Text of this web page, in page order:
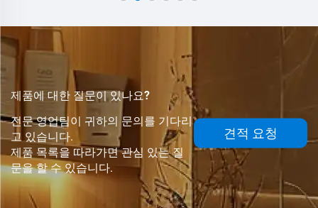
제품에 대한 질문이 있나요?
전문 영업팀이 귀하의 문의를 기다리
고 있습니다.
제품 목록을 따라가면 관심 있는 질
문을 할 수 있습니다.
견적 요청